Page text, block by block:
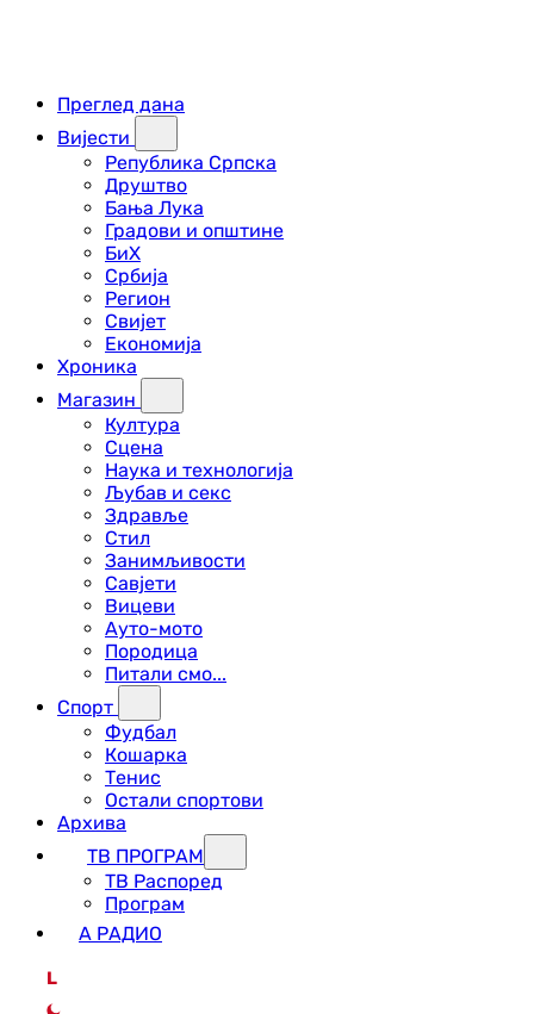
Преглед дана
Вијести
Република Српска
Друштво
Бања Лука
Градови и општине
БиХ
Србија
Регион
Свијет
Економија
Хроника
Магазин
Култура
Сцена
Наука и технологија
Љубав и секс
Здравље
Стил
Занимљивости
Савјети
Вицеви
Ауто-мото
Породица
Питали смо...
Спорт
Фудбал
Кошарка
Тенис
Остали спортови
Архива
ТВ ПРОГРАМ
ТВ Распоред
Програм
А РАДИО
L